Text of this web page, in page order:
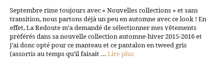
Septembre rime toujours avec « Nouvelles collections » et sans
transition, nous partons déjà un peu en automne avec ce look ! En
effet, La Redoute m’a demandé de sélectionner mes vêtements
préférés dans sa nouvelle collection automne-hiver 2015-2016 et
j’ai donc opté pour ce manteau et ce pantalon en tweed gris
(assortis au temps qu’il faisait … Lire plus